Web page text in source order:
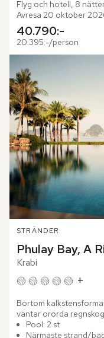
Flyg och hotell, 8
Avresa 20 oktober
40.790:-
20.395:-/person
STRÄNDER
Phulay Bay, A
Krabi
+
Bortom
väntar orörda
vattenfall – ett dolt
Pool: 2 st
Närmaste strand/